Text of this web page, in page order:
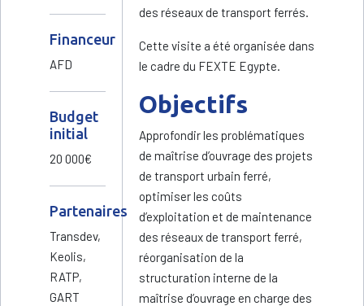
Financeur
AFD
Budget
initial
20 000€
Partenaires
Transdev,
Keolis,
RATP,
GART
des réseaux de transport ferrés.
Cette visite a été organisée dans
le cadre du FEXTE Egypte.
Objectifs
Approfondir les problématiques
de maîtrise d’ouvrage des projets
de transport urbain ferré,
optimiser les coûts
d’exploitation et de maintenance
des réseaux de transport ferré,
réorganisation de la
structuration interne de la
maîtrise d’ouvrage en charge des